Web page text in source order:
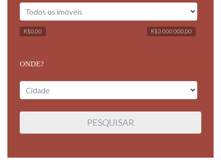
R$0,00 R$3 000 000,00
ONDE?